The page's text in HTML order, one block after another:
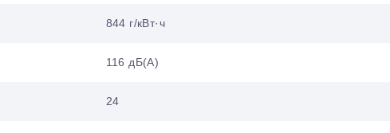
844 г/кВт·ч
116 дБ(А)
24